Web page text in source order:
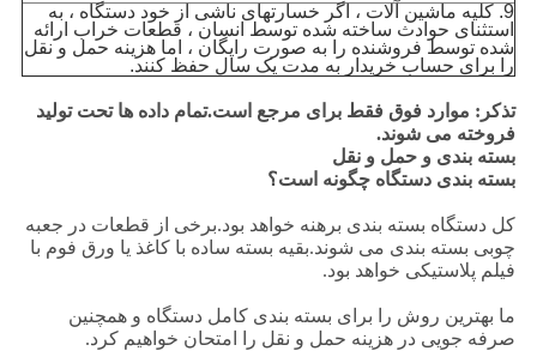
9. کلیه ماشین آلات ، اگر خسارتهای ناشی از خود دستگاه ، به
استثنای حوادث ساخته شده توسط انسان ، قطعات خراب ارائه
شده توسط فروشنده را به صورت رایگان ، اما هزینه حمل و نقل
را برای حساب خریدار به مدت یک سال حفظ کنند.
تذکر: موارد فوق فقط برای مرجع است.تمام داده ها تحت تولید
فروخته می شوند.
بسته بندی و حمل و نقل
بسته بندی دستگاه چگونه است؟
کل دستگاه بسته بندی برهنه خواهد بود.برخی از قطعات در جعبه
چوبی بسته بندی می شوند.بقیه بسته ساده با کاغذ یا ورق فوم با
فیلم پلاستیکی خواهد بود.
ما بهترین روش را برای بسته بندی کامل دستگاه و همچنین
صرفه جویی در هزینه حمل و نقل را امتحان خواهیم کرد.